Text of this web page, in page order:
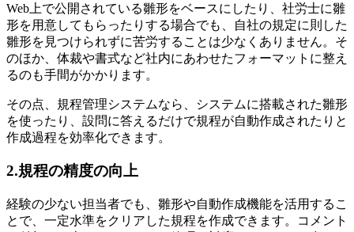
Web上で公開されている雛形をベースにしたり、社労士に雛
形を用意してもらったりする場合でも、自社の規定に則した
雛形を見つけられずに苦労することは少なくありません。そ
のほか、体裁や書式など社内にあわせたフォーマットに整え
るのも手間がかかります。
その点、規程管理システムなら、システムに搭載された雛形
を使ったり、設問に答えるだけで規程が自動作成されたりと
作成過程を効率化できます。
2.規程の精度の向上
経験の少ない担当者でも、雛形や自動作成機能を活用するこ
とで、一定水準をクリアした規程を作成できます。コメント